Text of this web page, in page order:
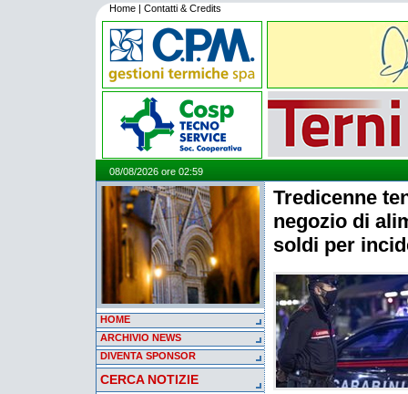
Home | Contatti & Credits
08/08/2026 ore 02:59
HOME
ARCHIVIO NEWS
DIVENTA SPONSOR
CERCA NOTIZIE
Tredicenne
negozio di
soldi per